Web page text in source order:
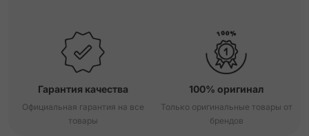
Гарантия качества
Официальная гарантия на все
товары
100% оригинал
Только оригинальные товары от
брендов